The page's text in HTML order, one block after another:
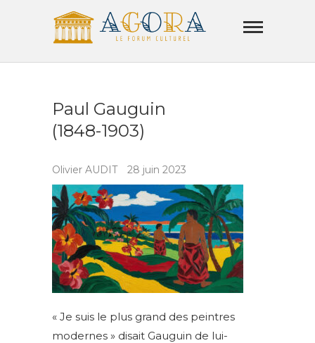
Agora
LE FORUM CULTUREL
Paul Gauguin
(1848-1903)
Olivier AUDIT 28 juin 2023
« Je suis le plus grand des peintres
modernes » disait Gauguin de lui-